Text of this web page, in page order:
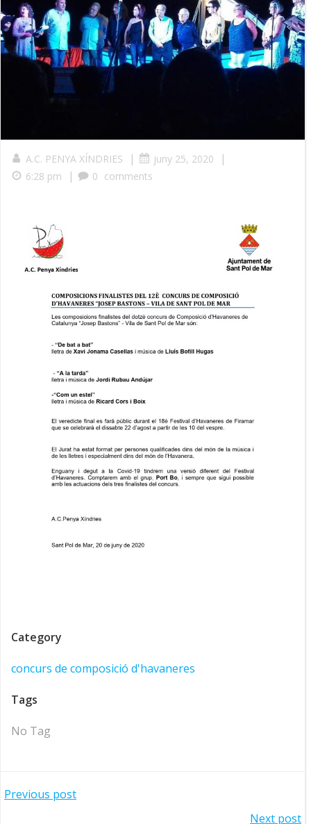
A.C. PENYA XÍNDRIES | juny 25, 2020 |
6:28 pm | 0 comments
Category
concurs de composició d'havaneres
Tags
No Tag
Navegació
Previous post
Next post